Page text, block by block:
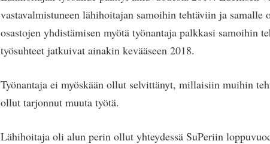
vastavalmistuneen lähihoitajan samoihin tehtäviin ja samalle
osastojen yhdistämisen myötä työnantaja palkkasi samoihin
työsuhteet jatkuivat ainakin kevääseen 2018.
Työnantaja ei myöskään ollut selvittänyt, millaisiin muihin
ollut tarjonnut muuta työtä.
Lähihoitaja oli alun perin ollut yhteydessä SuPeriin